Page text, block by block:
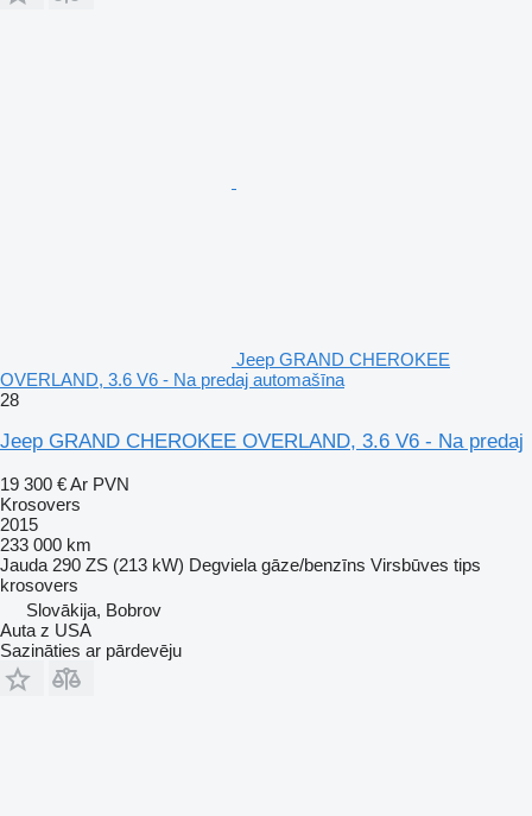
Jeep GRAND CHEROKEE
OVERLAND, 3.6 V6 - Na predaj automašīna
28
Jeep GRAND CHEROKEE OVERLAND, 3.6 V6 - Na predaj
19 300 €Ar PVN
Krosovers
2015
233 000 km
Jauda 290 ZS (213 kW) Degviela gāze/benzīns Virsbūves tips
krosovers
Slovākija, Bobrov
Auta z USA
Sazināties ar pārdevēju